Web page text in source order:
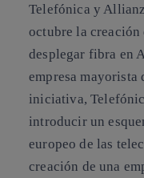
Telefónica y
octubre la creación
desplegar fibra en
empresa mayorista
iniciativa,
introducir un
europeo de las
creación de una